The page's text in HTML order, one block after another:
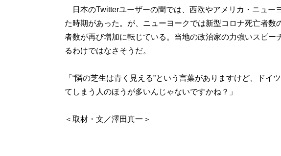
日本のTwitterユーザーの間では、西欧やアメリカ・ニュー
た時期があった。が、ニューヨークでは新型コロナ死亡者数
者数が再び増加に転じている。当地の政治家の力強いスピー
るわけではなさそうだ。
「“隣の芝生は青く見える”という言葉がありますけど、ドイ
てしまう人のほうが多いんじゃないですかね？」
＜取材・文／澤田真一＞